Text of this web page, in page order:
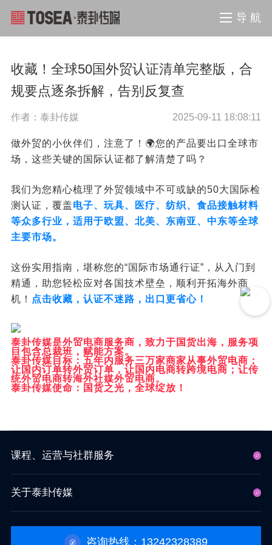
导 航
收藏！全球50国外贸认证清单完整版，合
规要点逐条拆解，告别反复查
作者：泰卦传媒 2025-09-11 18:08:11
做外贸的小伙伴们，注意了！🌍您的产品要出口全球市
场，这些关键的国际认证都了解清楚了吗？
我们为您精心梳理了外贸领域中不可或缺的50大国际检
测认证，覆盖电子、玩具、医疗、纺织、食品接触材料
等众多行业，适用于欧盟、北美、东南亚、中东等全球
主要市场。
这份实用指南，堪称您的“国际市场通行证”，从入门到
精通，助您轻松应对各国技术壁垒，顺利开拓海外商
机！ 点击收藏，认证不迷路，出口更省心！
泰卦传媒是外贸电商服务商，致力于国货出海，服务项
目包含总裁班，赋能方案。
泰卦传媒目标：五年内服务三万家商家从事外贸电商；
让国内订单转外贸订单，让国内电商转跨境电商；让传
统外贸电商转海外社媒外贸电商。
泰卦传媒使命：国货之光，全球绽放！
课程、运营与社群服务
关于泰卦传媒
咨询热线：13242328389